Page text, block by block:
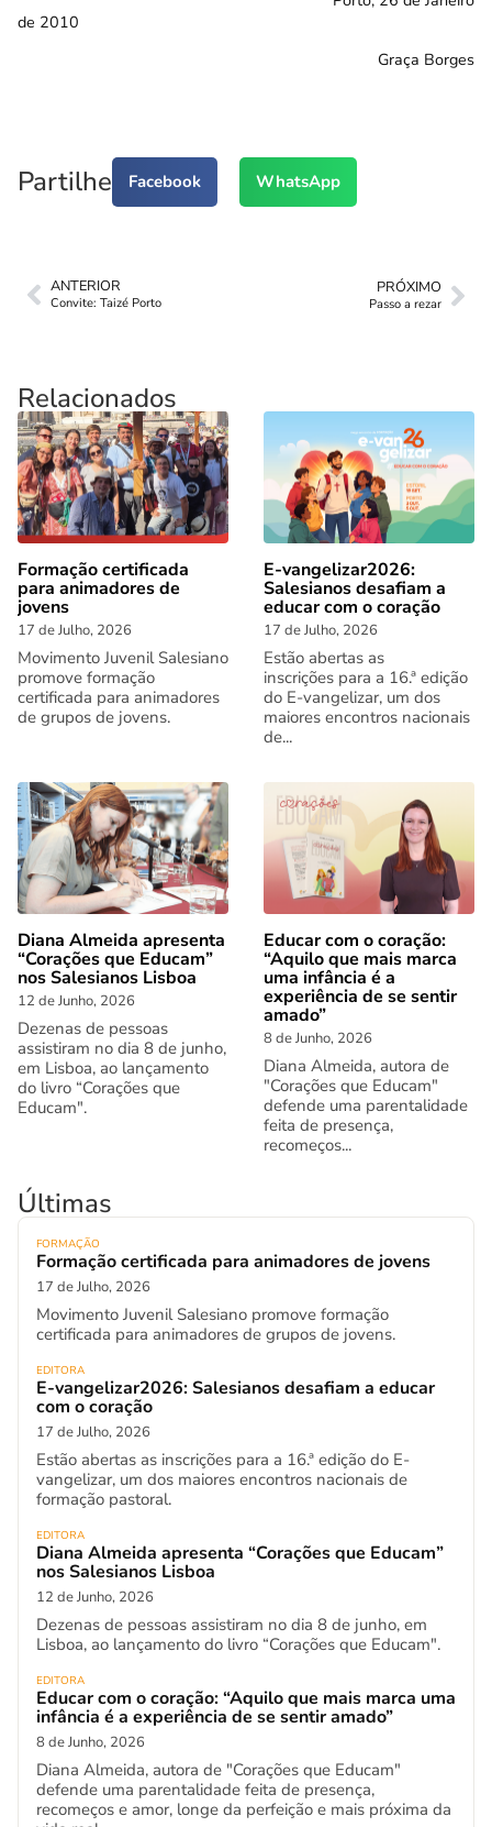
de 2010
Graça Borges
Partilhe Facebook WhatsApp
ANTERIOR
Convite: Taizé Porto
PRÓXIMO
Passo a rezar
Relacionados
Formação certificada
para animadores de
jovens
17 de Julho, 2026
Movimento Juvenil Salesiano
promove formação
certificada para animadores
de grupos de jovens.
E-vangelizar2026:
Salesianos desafiam a
educar com o coração
17 de Julho, 2026
Estão abertas as
inscrições para a 16.ª edição
do E-vangelizar, um dos
maiores encontros nacionais
de...
Diana Almeida apresenta
“Corações que Educam”
nos Salesianos Lisboa
12 de Junho, 2026
Dezenas de pessoas
assistiram no dia 8 de junho,
em Lisboa, ao lançamento
do livro “Corações que
Educam".
Educar com o coração:
“Aquilo que mais marca
uma infância é a
experiência de se sentir
amado”
8 de Junho, 2026
Diana Almeida, autora de
"Corações que Educam"
defende uma parentalidade
feita de presença,
recomeços...
Últimas
FORMAÇÃO
Formação certificada para animadores de jovens
17 de Julho, 2026
Movimento Juvenil Salesiano promove formação
certificada para animadores de grupos de jovens.
EDITORA
E-vangelizar2026: Salesianos desafiam a educar
com o coração
17 de Julho, 2026
Estão abertas as inscrições para a 16.ª edição do E-
vangelizar, um dos maiores encontros nacionais de
formação pastoral.
EDITORA
Diana Almeida apresenta “Corações que Educam”
nos Salesianos Lisboa
12 de Junho, 2026
Dezenas de pessoas assistiram no dia 8 de junho, em
Lisboa, ao lançamento do livro “Corações que Educam".
EDITORA
Educar com o coração: “Aquilo que mais marca uma
infância é a experiência de se sentir amado”
8 de Junho, 2026
Diana Almeida, autora de "Corações que Educam"
defende uma parentalidade feita de presença,
recomeços e amor, longe da perfeição e mais próxima da